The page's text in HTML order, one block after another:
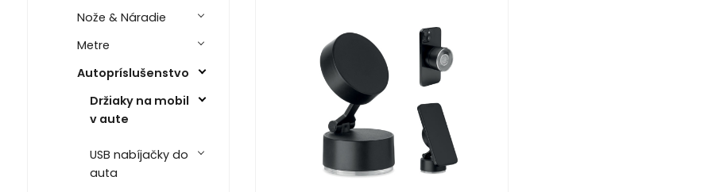
Nože & Náradie
Metre
Autopríslušenstvo
Držiaky na mobil
v aute
USB nabíjačky do
auta